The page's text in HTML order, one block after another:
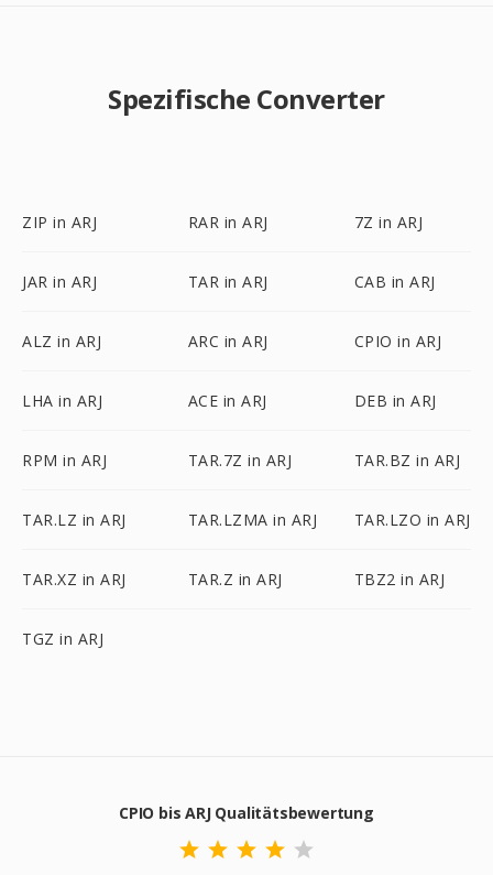
Spezifische Converter
ZIP in ARJ RAR in ARJ 7Z in ARJ
JAR in ARJ TAR in ARJ CAB in ARJ
ALZ in ARJ ARC in ARJ CPIO in ARJ
LHA in ARJ ACE in ARJ DEB in ARJ
RPM in ARJ TAR.7Z in ARJ TAR.BZ in ARJ
TAR.LZ in ARJ TAR.LZMA in ARJ TAR.LZO in ARJ
TAR.XZ in ARJ TAR.Z in ARJ TBZ2 in ARJ
TGZ in ARJ
CPIO bis ARJ Qualitätsbewertung